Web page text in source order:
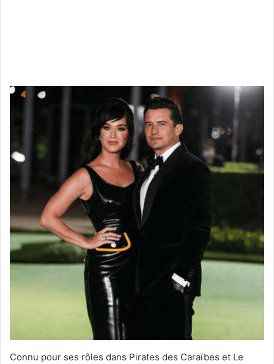
Connu pour ses rôles dans Pirates des Caraïbes et Le